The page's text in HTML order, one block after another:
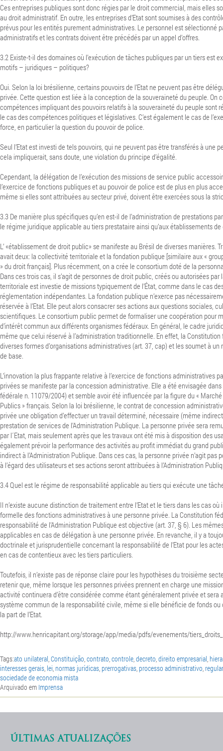
Ces entreprises publiques sont donc régies par le droit commercial, mais elles
au droit administratif. En outre, les entreprises d’Etat sont soumises à des
prévus pour les entités purement administratives. Le personnel est sélectionné
administratifs et les contrats doivent être précédés par un appel d’offres.
3.2 Existe-t-il des domaines où l’exécution de tâches publiques par un tiers est
motifs – juridiques – politiques?
Oui. Selon la loi brésilienne, certains pouvoirs de l’Etat ne peuvent pas être
privée. Cette question est liée à la conception de la souveraineté du peuple. On
compétences impliquant des pouvoirs relatifs à la souveraineté du peuple sont
le cas des compétences politiques et législatives. C’est également le cas de
force, en particulier la question du pouvoir de police.
Seul l’Etat est investi de tels pouvoirs, qui ne peuvent pas être transférés à une
cela impliquerait, sans doute, une violation du principe d’égalité.
Cependant, la délégation de l’exécution des missions de service public
l’exercice de fonctions publiques et au pouvoir de police est de plus en plus
même si elles sont attribuées au secteur privé, doivent être exercées sous la
3.3 De manière plus spécifiques qu’en est-il de l’administration de prestations
le régime juridique applicable au tiers prestataire ainsi qu’aux établissements
L’ «établissement de droit public» se manifeste au Brésil de diverses manières.
avait deux: la collectivité territoriale et la fondation publique [similaire aux «
» du droit français]. Plus récemment, on a crée le consortium doté de la
Dans ces trois cas, il s’agit de personnes de droit public, créés ou autorisées
territoriale est investie de missions typiquement de l’État, comme dans le cas
réglementation indépendantes. La fondation publique n’exerce pas
réservée à l’Etat. Elle peut alors consacrer ses actions aux questions sociales,
scientifiques. Le consortium public permet de formaliser une coopération pour
d’intérêt commun aux différents organismes fédéraux. En général, le cadre
même que celui réservé à l’administration traditionnelle. En effet, la
diverses formes d’organisations administratives (art. 37, cap) et les soumet à
de base.
L’innovation la plus frappante relative à l’exercice de fonctions administratives
privées se manifeste par la concession administrative. Elle a été envisagée
fédérale n. 11079/2004) et semble avoir été influencée par la figure du « Marché
Publics » français. Selon la loi brésilienne, le contrat de concession
privée une obligation d’effectuer un travail déterminé, nécessaire (même
prestation de services de l’Administration Publique. La personne privée sera
par l´Etat, mais seulement après que les travaux ont été mis à disposition des
également prévoir la performance des activités au profit immédiat du grand
indirect à l’Administration Publique. Dans ces cas, la personne privée n’agit pas
à l’égard des utilisateurs et ses actions seront attribuées à l’Administration
3.4 Quel est le régime de responsabilité applicable au tiers qui exécute une
Il n’existe aucune distinction de traitement entre l’Etat et le tiers dans les cas où
formelle des fonctions administratives à une personne privée. La Constitution
responsabilité de l’Administration Publique est objective (art. 37, § 6). Les
applicables en cas de délégation à une personne privée. En revanche, il y a
doctrinale et jurisprudentielle concernant la responsabilité de l’Etat pour les
en cas de contentieux avec les tiers particuliers.
Toutefois, il n’existe pas de réponse claire pour les hypothèses du troisième
retenir que, même lorsque les personnes privées prennent en charge une
activité continuera d’être considérée comme étant généralement privée et sera
système commun de la responsabilité civile, même si elle bénéficie de fonds ou
la part de l’Etat.
http://www.henricapitant.org/storage/app/media/pdfs/evenements/
Tags:ato unilateral,Constituição,contrato,controle,decreto,direito empresarial,
interesses gerais, lei, normas jurídicas, prerrogativas, processo administrativo,
sociedade de economia mista
Arquivado em Imprensa
ÚLTIMAS ATUALIZAÇÕES